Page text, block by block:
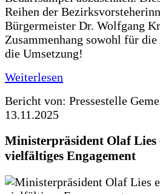
Reihen der
Bürgermeister Dr. Wolfgang
Zusammenhang sowohl für
die Umsetzung!
Weiterlesen
Bericht von: Pressestelle
13.11.2025
Ministerpräsident Olaf Lies
vielfältiges Engagement